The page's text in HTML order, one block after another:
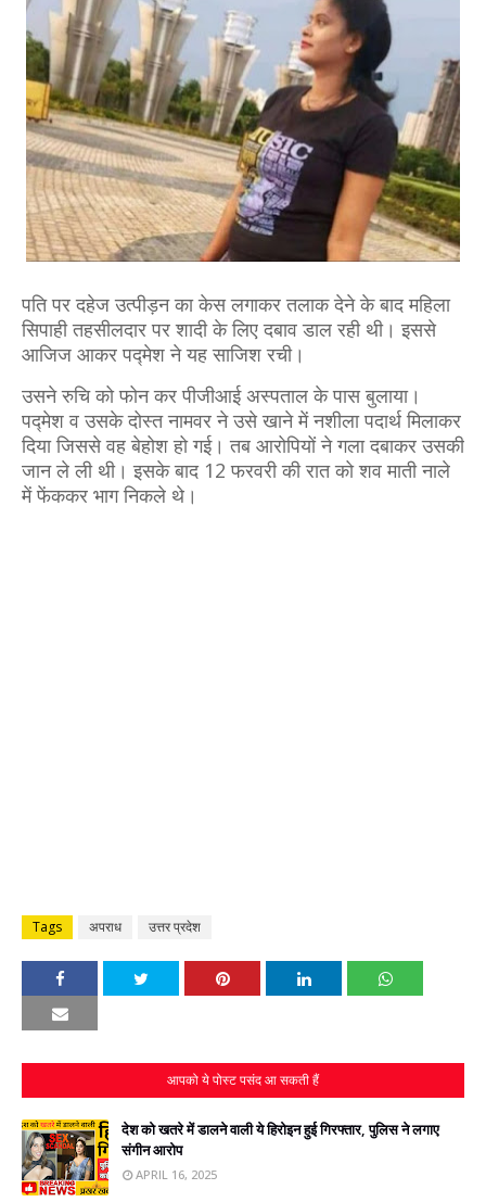
पति पर दहेज उत्पीड़न का केस लगाकर तलाक देने के बाद महिला
सिपाही तहसीलदार पर शादी के लिए दबाव डाल रही थी। इससे
आजिज आकर पद्मेश ने यह साजिश रची।
उसने रुचि को फोन कर पीजीआई अस्पताल के पास बुलाया।
पद्मेश व उसके दोस्त नामवर ने उसे खाने में नशीला पदार्थ मिलाकर
दिया जिससे वह बेहोश हो गई। तब आरोपियों ने गला दबाकर उसकी
जान ले ली थी। इसके बाद 12 फरवरी की रात को शव माती नाले
में फेंककर भाग निकले थे।
Tags अपराध उत्तर प्रदेश
आपको ये पोस्ट पसंद आ सकती हैं
देश को खतरे में डालने वाली ये हिरोइन हुई गिरफ्तार, पुलिस ने लगाए
संगीन आरोप
APRIL 16, 2025